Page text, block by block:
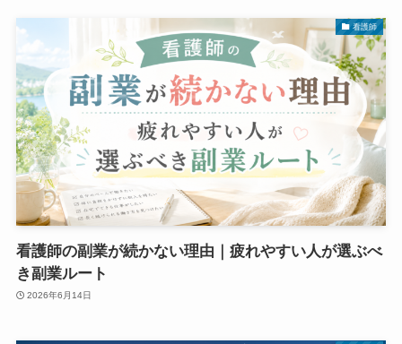
看護師
看護師の副業が続かない理由｜疲れやすい人が選ぶべ
き副業ルート
2026年6月14日